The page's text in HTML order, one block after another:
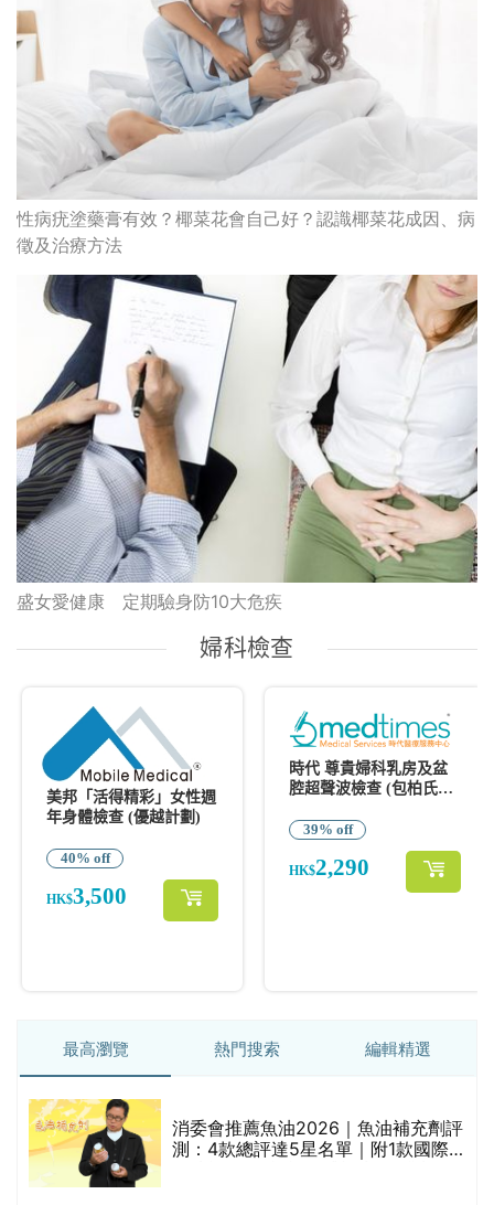
性病疣塗藥膏有效？椰菜花會自己好？認識椰菜花成因、病
徵及治療方法
盛女愛健康 定期驗身防10大危疾
最高瀏覽 熱門搜索 編輯精選
消委會推薦魚油2026｜魚油補充劑評
測：4款總評達5星名單｜附1款國際